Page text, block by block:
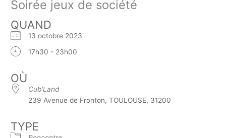
Soirée jeux de société
QUAND
13 octobre 2023
17h30 - 23h00
OÙ
Cub'Land
239 Avenue de Fronton, TOULOUSE, 31200
TYPE